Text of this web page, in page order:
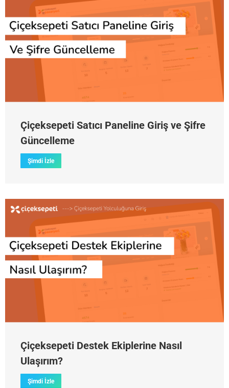
Çiçeksepeti Satıcı Paneline Giriş ve Şifre
Güncelleme
Şimdi İzle
Çiçeksepeti Destek Ekiplerine Nasıl
Ulaşırım?
Şimdi İzle